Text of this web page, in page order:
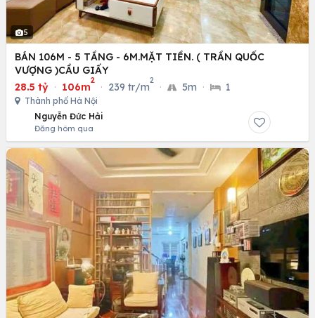
5
BÁN 106M - 5 TẦNG - 6M.MẶT TIỀN. ( TRẦN QUỐC
VƯỢNG )CẦU GIẤY
28.5 tỷ · 106m
2
· 239 tr/m
2
· 5m · 1
Thành phố Hà Nội
Nguyễn Đức Hải
Đăng hôm qua